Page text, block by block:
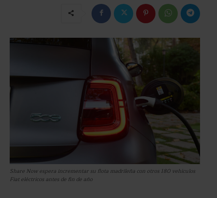
Share Now espera incrementar su flota madrileña con otros 180 vehículos
Fiat eléctricos antes de fin de año